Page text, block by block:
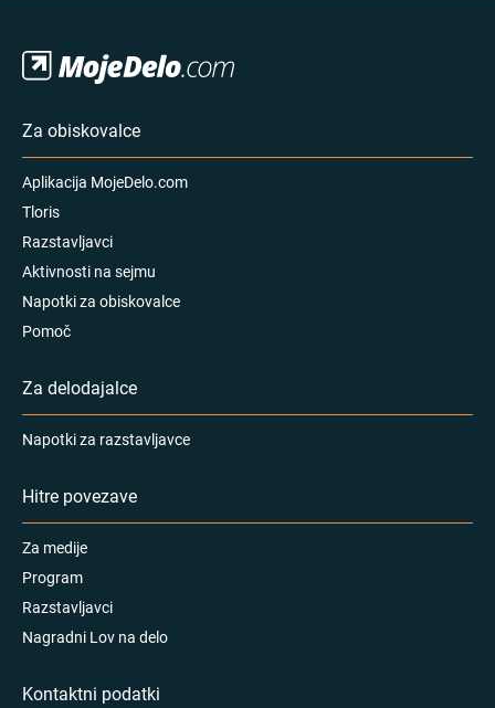
Za obiskovalce
Aplikacija MojeDelo.com
Tloris
Razstavljavci
Aktivnosti na sejmu
Napotki za obiskovalce
Pomoč
Za delodajalce
Napotki za razstavljavce
Hitre povezave
Za medije
Program
Razstavljavci
Nagradni Lov na delo
Kontaktni podatki